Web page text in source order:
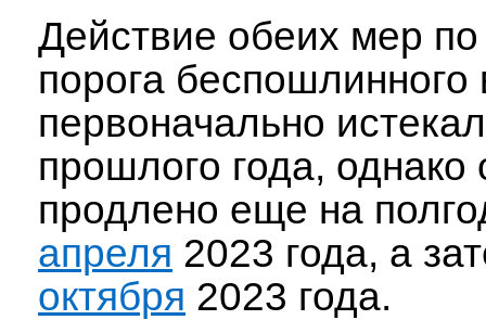
Действие обеих мер
порога беспошлинного
первоначально
прошлого года,
продлено еще на
апреля 2023 года, а
октября 2023 года.